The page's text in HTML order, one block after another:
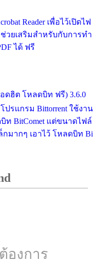
Reader เพื่อไว้เปิดไฟ
ช่วยเสริมสำหรับกับการทำ
ได้ ฟรี
อดฮิต โหลดบิท ฟรี) 3.6.0
ปรแกรม Bittorrent ใช้งาน
ท BitComet แต่ขนาดไฟล์
กมากๆ เอาไว้ โหลดบิท Bi
องการ